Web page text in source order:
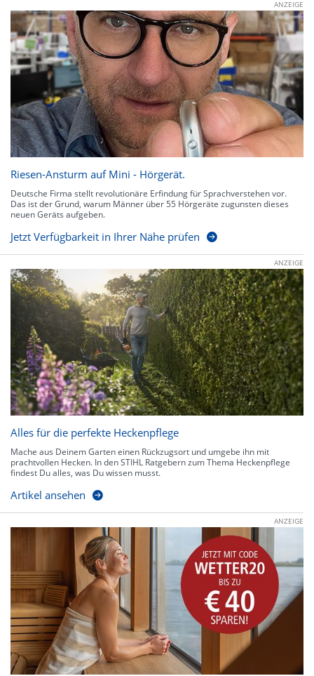
ANZEIGE
Riesen-Ansturm auf Mini - Hörgerät.
Deutsche Firma stellt revolutionäre Erfindung für Sprachverstehen vor.
Das ist der Grund, warum Männer über 55 Hörgeräte zugunsten dieses
neuen Geräts aufgeben.
Jetzt Verfügbarkeit in Ihrer Nähe prüfen
ANZEIGE
Alles für die perfekte Heckenpflege
Mache aus Deinem Garten einen Rückzugsort und umgebe ihn mit
prachtvollen Hecken. In den STIHL Ratgebern zum Thema Heckenpflege
findest Du alles, was Du wissen musst.
Artikel ansehen
ANZEIGE